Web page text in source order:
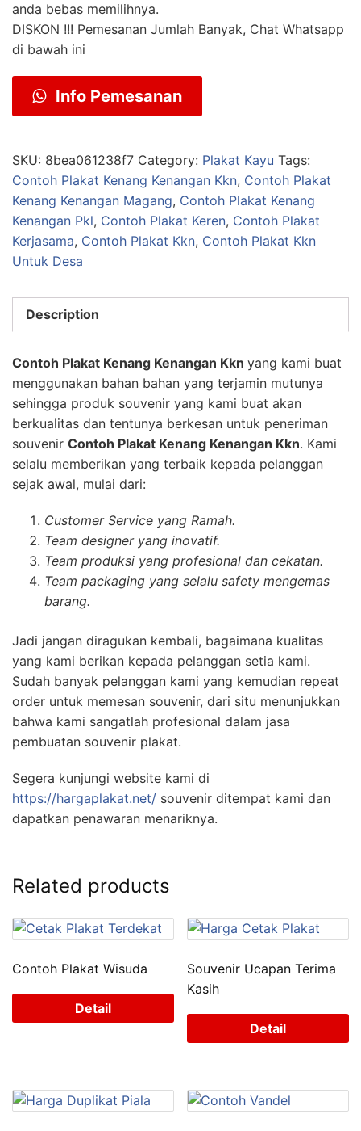
anda bebas memilihnya.
DISKON !!! Pemesanan Jumlah Banyak, Chat Whatsapp
di bawah ini
Info Pemesanan
SKU: 8bea061238f7 Category: Plakat Kayu Tags:
Contoh Plakat Kenang Kenangan Kkn, Contoh Plakat
Kenang Kenangan Magang, Contoh Plakat Kenang
Kenangan Pkl, Contoh Plakat Keren, Contoh Plakat
Kerjasama, Contoh Plakat Kkn, Contoh Plakat Kkn
Untuk Desa
Description
Contoh Plakat Kenang Kenangan Kkn yang kami buat
menggunakan bahan bahan yang terjamin mutunya
sehingga produk souvenir yang kami buat akan
berkualitas dan tentunya berkesan untuk peneriman
souvenir Contoh Plakat Kenang Kenangan Kkn. Kami
selalu memberikan yang terbaik kepada pelanggan
sejak awal, mulai dari:
Customer Service yang Ramah.
Team designer yang inovatif.
Team produksi yang profesional dan cekatan.
Team packaging yang selalu safety mengemas
barang.
Jadi jangan diragukan kembali, bagaimana kualitas
yang kami berikan kepada pelanggan setia kami.
Sudah banyak pelanggan kami yang kemudian repeat
order untuk memesan souvenir, dari situ menunjukkan
bahwa kami sangatlah profesional dalam jasa
pembuatan souvenir plakat.
Segera kunjungi website kami di
https://hargaplakat.net/ souvenir ditempat kami dan
dapatkan penawaran menariknya.
Related products
Contoh Plakat Wisuda
Detail
Souvenir Ucapan Terima
Kasih
Detail